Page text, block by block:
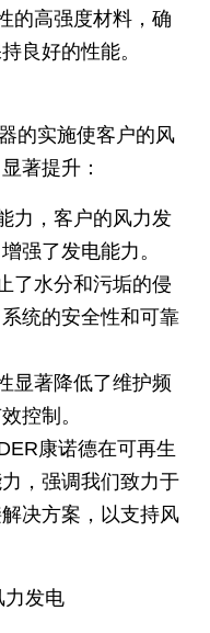
的高强度材料，确
良好的性能。
的实施使客户的风
著提升：
力，客户的风力发
强了发电能力。
了水分和污垢的侵
统的安全性和可靠
显著降低了维护频
控制。
康诺德在可再生
，强调我们致力于
决方案，以支持风
力发电